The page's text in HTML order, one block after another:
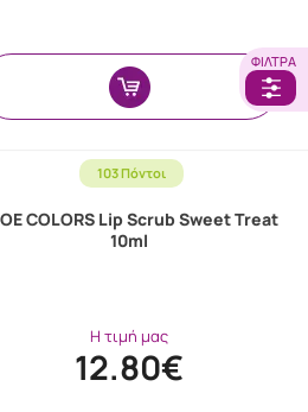
ΦΊΛΤΡΑ
103 Πόντοι
COLORS Lip Scrub Sweet Treat
10ml
Η τιμή μας
12.80€